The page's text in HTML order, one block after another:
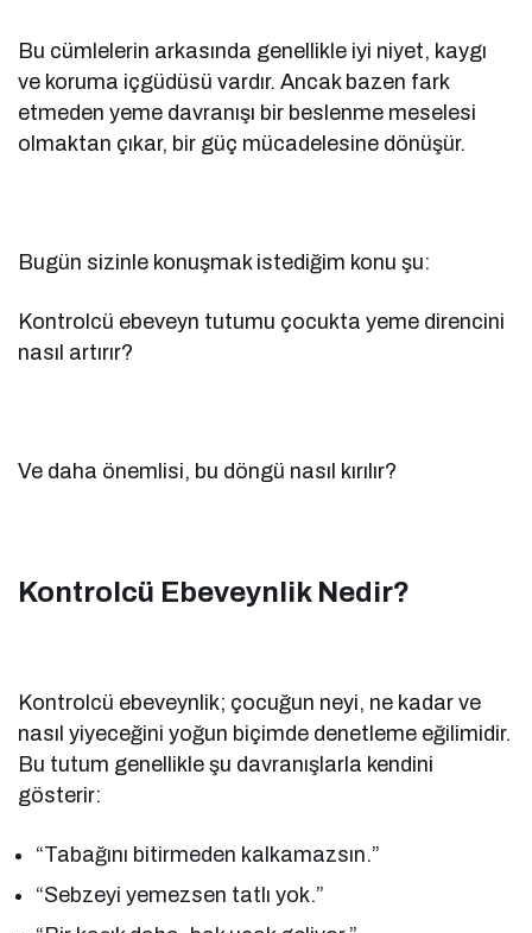
Bu cümlelerin arkasında genellikle iyi niyet, kaygı
ve koruma içgüdüsü vardır. Ancak bazen fark
etmeden yeme davranışı bir beslenme meselesi
olmaktan çıkar, bir güç mücadelesine dönüşür.
Bugün sizinle konuşmak istediğim konu şu:
Kontrolcü ebeveyn tutumu çocukta yeme direncini
nasıl artırır?
Ve daha önemlisi, bu döngü nasıl kırılır?
Kontrolcü Ebeveynlik Nedir?
Kontrolcü ebeveynlik; çocuğun neyi, ne kadar ve
nasıl yiyeceğini yoğun biçimde denetleme eğilimidir.
Bu tutum genellikle şu davranışlarla kendini
gösterir:
“Tabağını bitirmeden kalkamazsın.”
“Sebzeyi yemezsen tatlı yok.”